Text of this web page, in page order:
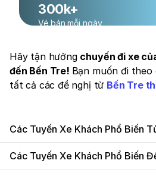
300k+
Vé bán mỗi ngày
Hãy tận hưởng chuyến đi xe
đến Bến Tre! Bạn muốn đi theo
tất cả các đề nghị từ Bến Tre
Các Tuyến Xe Khách Phổ Biến
Các Tuyến Xe Khách Phổ Biến